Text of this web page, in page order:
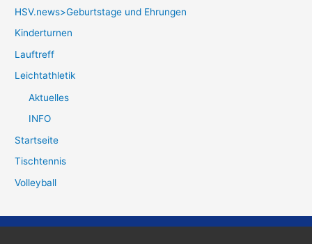
HSV.news>Geburtstage und Ehrungen
Kinderturnen
Lauftreff
Leichtathletik
Aktuelles
INFO
Startseite
Tischtennis
Volleyball